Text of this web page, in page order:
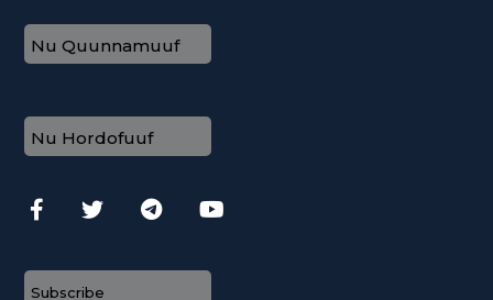
Nu Quunnamuuf
Nu Hordofuuf
Subscribe